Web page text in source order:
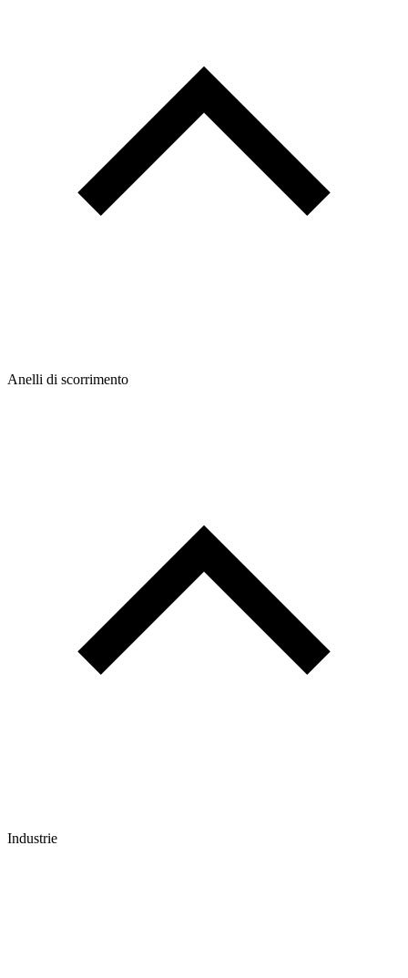
Anelli di scorrimento
Industrie